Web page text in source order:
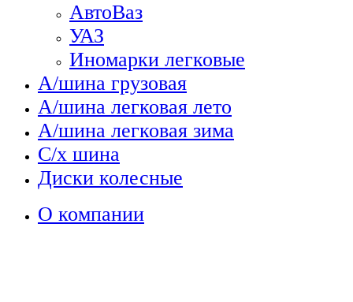
АвтоВаз
УАЗ
Иномарки легковые
А/шина грузовая
А/шина легковая лето
А/шина легковая зима
С/х шина
Диски колесные
О компании